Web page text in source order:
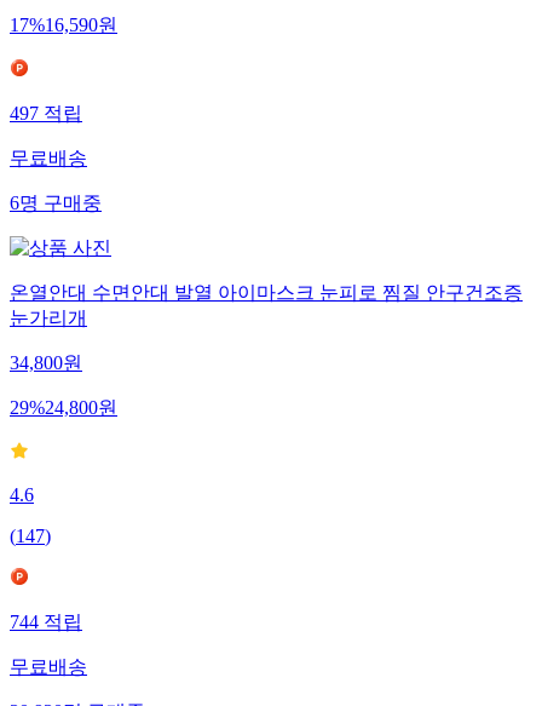
17%16,590원
497적립
무료배송
6명구매중
온열안대 수면안대 발열 아이마스크 눈피로 찜질 안구건조증
눈가리개
34,800원
29%24,800원
4.6
(147)
744적립
무료배송